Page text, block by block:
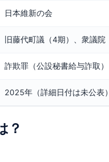
日本維新の会
旧藤代町議（4期）、衆議
詐欺罪（公設秘書給与詐取）
2025年（詳細日付は未公表
？